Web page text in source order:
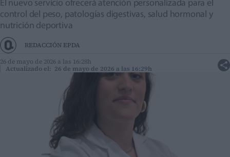
El nuevo servicio ofrecerá atención personalizada para el
control del peso, patologías digestivas, salud hormonal y
nutrición deportiva
REDACCIÓN EPDA
26 de mayo de 2026 a las 16:28h
Actualizado el: 26 de mayo de 2026 a las 16:29h